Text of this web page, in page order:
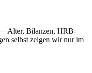
Alter, Bilanzen, HRB-
selbst zeigen wir nur im